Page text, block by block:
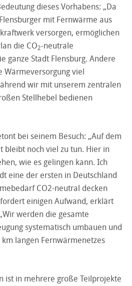
dieses Vorhabens: „Da
mit Fernwärme aus
versorgen, ermöglichen
die CO2-neutrale
ganze Stadt Flensburg. Andere
Wärmeversorgung viel
wir mit unserem zentralen
Stellhebel bedienen
bei seinem Besuch: „Auf dem
bleibt noch viel zu tun. Hier in
wie es gelingen kann. Ich
eine der ersten in Deutschland
CO2-neutral decken
einigen Aufwand, erklärt
werden die gesamte
systematisch umbauen und
langen Fernwärmenetzes
ist in mehrere große Teilprojekte